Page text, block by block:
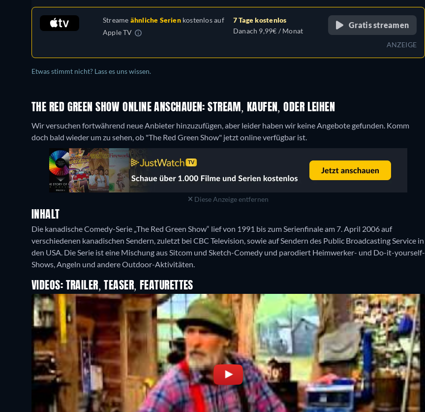
Streame ähnliche Serienkostenlos auf
Apple TV
7 Tage kostenlos
Danach 9,99€ / Monat
Gratis streamen
ANZEIGE
Etwas stimmt nicht? Lass es uns wissen.
THE RED GREEN SHOW ONLINE ANSCHAUEN: STREAM, KAUFEN, ODER LEIHEN
Wir versuchen fortwährend neue Anbieter hinzuzufügen, aber leider haben wir keine Angebote gefunden. Komm
doch bald wieder um zu sehen, ob "The Red Green Show" jetzt online verfügbar ist.
Diese Anzeige entfernen
INHALT
Die kanadische Comedy-Serie „The Red Green Show“ lief von 1991 bis zum Serienfinale am 7. April 2006 auf
verschiedenen kanadischen Sendern, zuletzt bei CBC Television, sowie auf Sendern des Public Broadcasting Service in
den USA. Die Serie ist eine Mischung aus Sitcom und Sketch-Comedy und parodiert Heimwerker- und Do-it-yourself-
VIDEOS: TRAILER, TEASER, FEATURETTES